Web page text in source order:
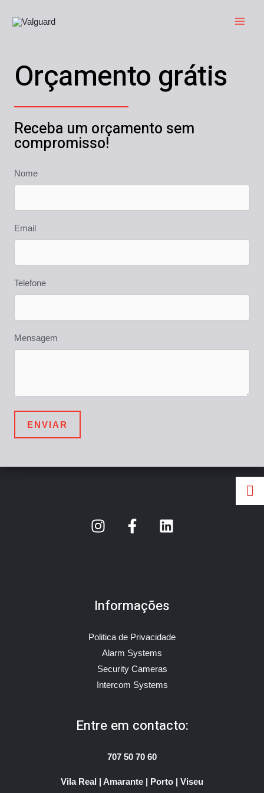
Orçamento grátis
Receba um orçamento sem
compromisso!
Nome
Email
Telefone
Mensagem
ENVIAR
Informações
Politica de Privacidade
Alarm Systems
Security Cameras
Intercom Systems
Entre em contacto:
707 50 70 60
Vila Real | Amarante | Porto | Viseu